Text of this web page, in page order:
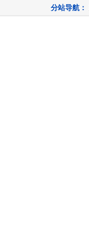
分站导航：